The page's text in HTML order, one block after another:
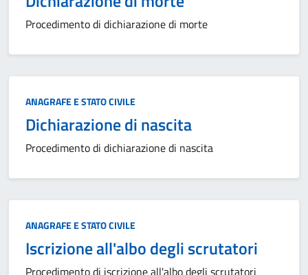
Procedimento di dichiarazione di morte
Categoria:
ANAGRAFE E STATO CIVILE
Dichiarazione di nascita
Procedimento di dichiarazione di nascita
Categoria:
ANAGRAFE E STATO CIVILE
Iscrizione all'albo degli scrutatori
Procedimento di iscrizione all'albo degli scrutatori